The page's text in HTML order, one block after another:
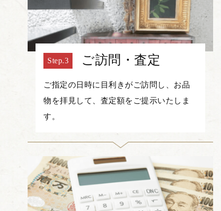
ご訪問・査定
ご指定の日時に目利きがご訪問し、お品
物を拝見して、査定額をご提示いたしま
す。